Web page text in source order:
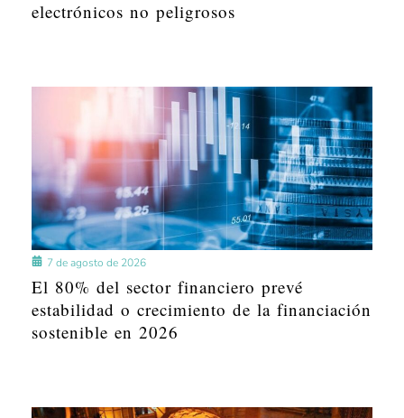
electrónicos no peligrosos
7 de agosto de 2026
El 80% del sector financiero prevé
estabilidad o crecimiento de la financiación
sostenible en 2026